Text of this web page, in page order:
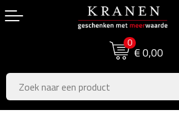
0
€ 0,00
Boodschappentassen
Boodschappentassen
Jute tassen
Pasen
Koningsdag